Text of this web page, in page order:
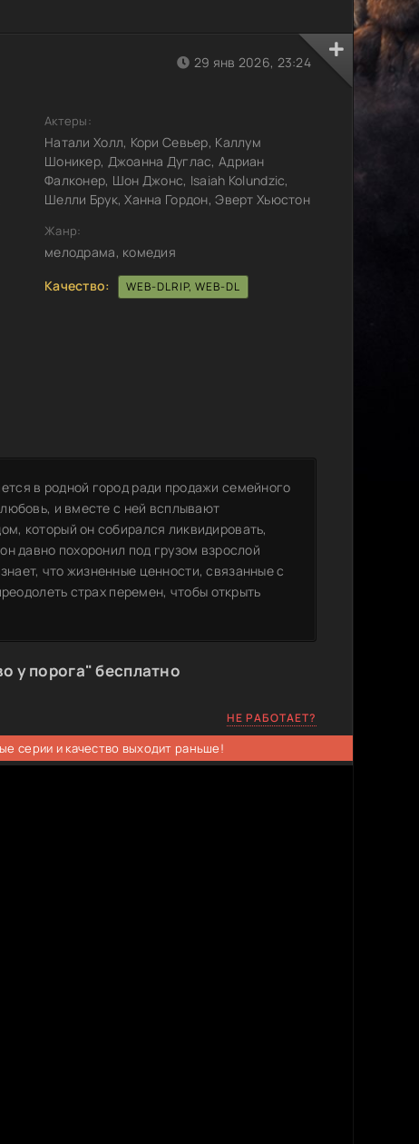
29 янв 2026, 23:24
Актеры:
Натали Холл, Кори Севьер, Каллум
Шоникер, Джоанна Дуглас, Адриан
Фалконер, Шон Джонс, Isaiah Kolundzic,
Шелли Брук, Ханна Гордон, Эверт Хьюстон
Жанр:
мелодрама, комедия
Качество:
WEB-DLRIP, WEB-DL
в родной город ради продажи семейного
и вместе с ней всплывают
который он собирался ликвидировать,
давно похоронил под грузом взрослой
что жизненные ценности, связанные с
страх перемен, чтобы открыть
у порога" бесплатно
НЕ РАБОТАЕТ?
серии и качество выходит раньше!